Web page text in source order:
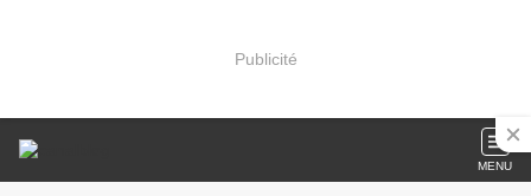
Publicité
MENU